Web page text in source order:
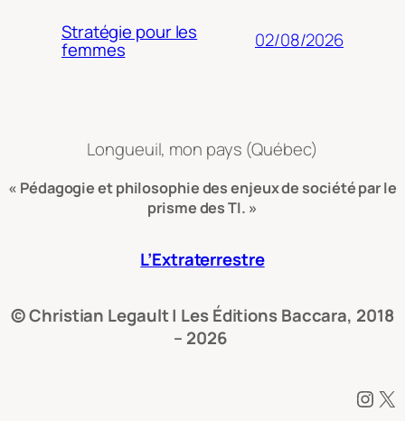
Stratégie pour les
femmes 02/08/2026
Longueuil, mon pays (Québec)
« Pédagogie et philosophie des enjeux de société par le
prisme des TI. »
L’Extraterrestre
© Christian Legault | Les Éditions Baccara, 2018
– 2026
Instagram X